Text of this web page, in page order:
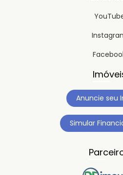
Anuncie seu
Simular